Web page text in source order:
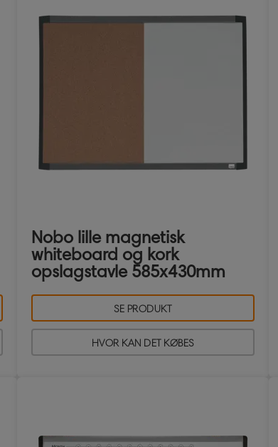
Nobo lille magnetisk
whiteboard og kork
opslagstavle 585x430mm
SE PRODUKT
HVOR KAN DET KØBES